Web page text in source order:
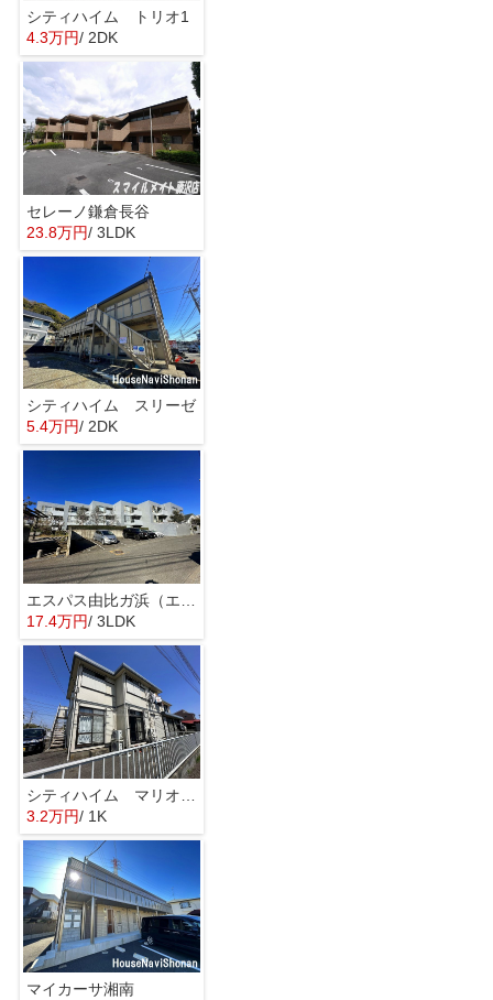
シティハイム トリオ1
4.3万円/ 2DK
セレーノ鎌倉長谷
23.8万円/ 3LDK
シティハイム スリーゼ
5.4万円/ 2DK
17.4万円/ 3LDK
3.2万円/ 1K
マイカーサ湘南